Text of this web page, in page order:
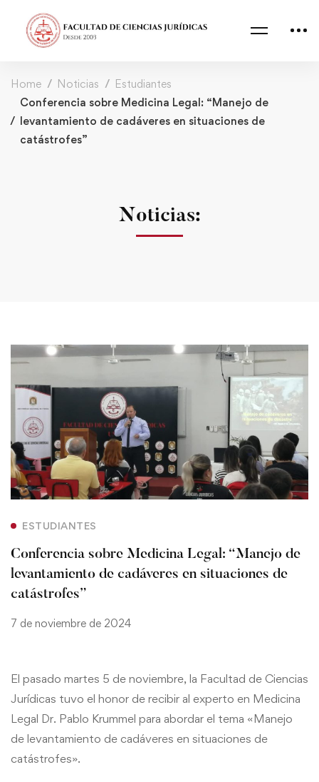
Home Noticias
Estudiantes
Conferencia sobre Medicina Legal: “Manejo de
levantamiento de cadáveres en situaciones de
catástrofes”
Noticias:
ESTUDIANTES
Conferencia sobre Medicina Legal: “Manejo de
levantamiento de cadáveres en situaciones de
catástrofes”
7 de noviembre de 2024
El pasado martes 5 de noviembre, la Facultad de Ciencias
Jurídicas tuvo el honor de recibir al experto en Medicina
Legal Dr. Pablo Krummel para abordar el tema «Manejo
de levantamiento de cadáveres en situaciones de
catástrofes».